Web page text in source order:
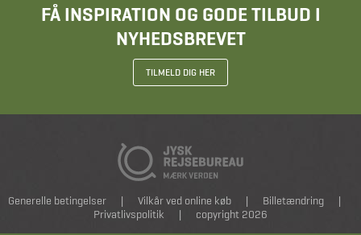
FÅ INSPIRATION OG GODE TILBUD I
NYHEDSBREVET
TILMELD DIG HER
Generelle betingelser | Vilkår ved online køb | Billetændring
|
Privatlivspolitik
| copyright 2026